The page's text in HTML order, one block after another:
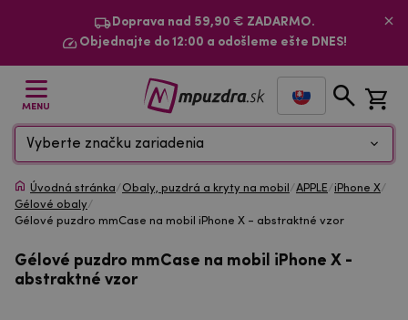
Doprava nad 59,90 € ZADARMO.
Objednajte do 12:00 a odošleme ešte DNES!
MENU
Vyberte značku zariadenia
Úvodná stránka/Obaly, puzdrá a kryty na mobil /APPLE/iPhone X/
Gélové obaly/
Gélové puzdro mmCase na mobil iPhone X - abstraktné vzor
Gélové puzdro mmCase na mobil iPhone X -
abstraktné vzor